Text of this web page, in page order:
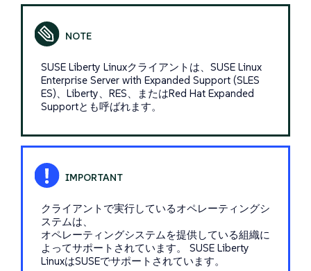
SUSE Liberty Linuxクライアントは、SUSE Linux
Enterprise Server with Expanded Support (SLES
ES)、Liberty、RES、またはRed Hat Expanded
Supportとも呼ばれます。
クライアントで実行しているオペレーティングシ
ステムは、
オペレーティングシステムを提供している組織に
よってサポートされています。 SUSE Liberty
LinuxはSUSEでサポートされています。